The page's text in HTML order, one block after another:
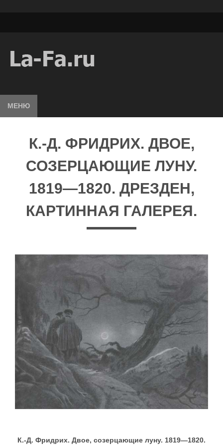
МЕНЮ
К.-Д. ФРИДРИХ. ДВОЕ,
СОЗЕРЦАЮЩИЕ ЛУНУ.
1819—1820. ДРЕЗДЕН,
КАРТИННАЯ ГАЛЕРЕЯ.
К.-Д. Фридрих. Двое, созерцающие луну. 1819—1820.